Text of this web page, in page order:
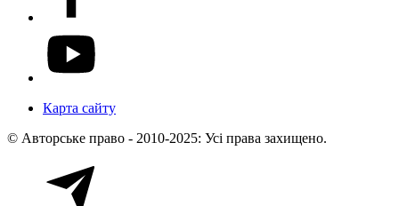
Карта сайту
© Авторське право - 2010-2025: Усі права захищено.